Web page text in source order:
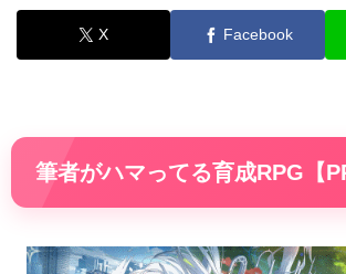
X Facebook
筆者がハマってる育成RPG【